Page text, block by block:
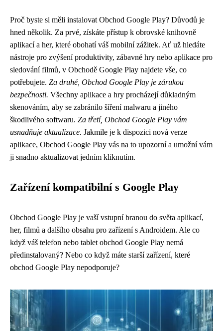
Proč byste si měli instalovat Obchod Google Play? Důvodů je
hned několik. Za prvé, získáte přístup k obrovské knihovně
aplikací a her, které obohatí váš mobilní zážitek. Ať už hledáte
nástroje pro zvýšení produktivity, zábavné hry nebo aplikace pro
sledování filmů, v Obchodě Google Play najdete vše, co
potřebujete. Za druhé, Obchod Google Play je zárukou
bezpečnosti. Všechny aplikace a hry procházejí důkladným
skenováním, aby se zabránilo šíření malwaru a jiného
škodlivého softwaru. Za třetí, Obchod Google Play vám
usnadňuje aktualizace. Jakmile je k dispozici nová verze
aplikace, Obchod Google Play vás na to upozorní a umožní vám
ji snadno aktualizovat jedním kliknutím.
Zařízení kompatibilní s Google Play
Obchod Google Play je vaší vstupní branou do světa aplikací,
her, filmů a dalšího obsahu pro zařízení s Androidem. Ale co
když váš telefon nebo tablet obchod Google Play nemá
předinstalovaný? Nebo co když máte starší zařízení, které
obchod Google Play nepodporuje?